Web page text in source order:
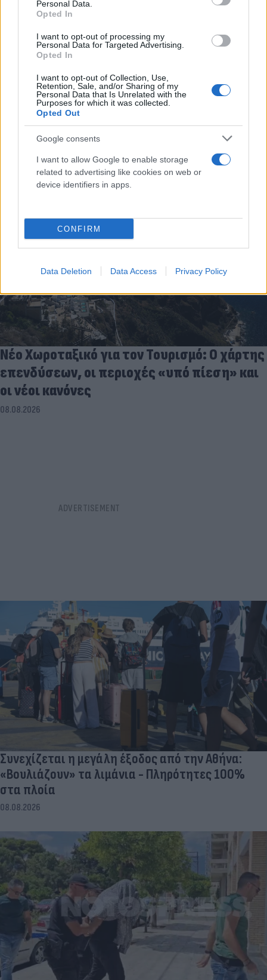
Personal Data.
Opted In
I want to opt-out of processing my
Personal Data for Targeted Advertising.
Opted In
I want to opt-out of Collection, Use,
Retention, Sale, and/or Sharing of my
Personal Data that Is Unrelated with the
Purposes for which it was collected.
Opted Out
Google consents
I want to allow Google to enable storage
related to advertising like cookies on web or
device identifiers in apps.
CONFIRM
Data Deletion Data Access Privacy Policy
FLASH FOCUS
Νέο Χωροταξικό για τον Τουρισμό: Ο χάρτης
επενδύσεων, οι περιοχές «υπό πίεση» και
οι νέοι κανόνες
08.08.2026
Συνεχίζεται η μεγάλη έξοδος από την Αθήνα:
«Βουλιάζουν» τα λιμάνια - Πληρότητες 100%
στα πλοία
08.08.2026